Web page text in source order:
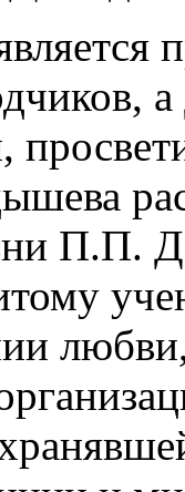
П.П.